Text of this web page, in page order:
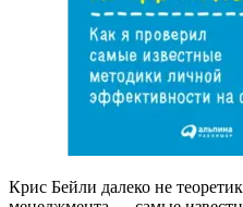
Крис Бейли далеко не